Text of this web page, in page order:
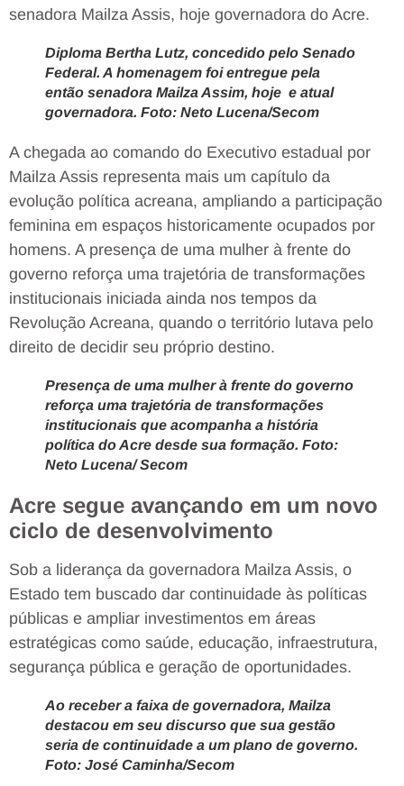
senadora Mailza Assis, hoje governadora do Acre.
Diploma Bertha Lutz, concedido pelo Senado
Federal. A homenagem foi entregue pela
então senadora Mailza Assim, hoje e atual
governadora. Foto: Neto Lucena/Secom
A chegada ao comando do Executivo estadual por
Mailza Assis representa mais um capítulo da
evolução política acreana, ampliando a participação
feminina em espaços historicamente ocupados por
homens. A presença de uma mulher à frente do
governo reforça uma trajetória de transformações
institucionais iniciada ainda nos tempos da
Revolução Acreana, quando o território lutava pelo
direito de decidir seu próprio destino.
Presença de uma mulher à frente do governo
reforça uma trajetória de transformações
institucionais que acompanha a história
política do Acre desde sua formação. Foto:
Neto Lucena/ Secom
Acre segue avançando em um novo
ciclo de desenvolvimento
Sob a liderança da governadora Mailza Assis, o
Estado tem buscado dar continuidade às políticas
públicas e ampliar investimentos em áreas
estratégicas como saúde, educação, infraestrutura,
segurança pública e geração de oportunidades.
Ao receber a faixa de governadora, Mailza
destacou em seu discurso que sua gestão
seria de continuidade a um plano de governo.
Foto: José Caminha/Secom